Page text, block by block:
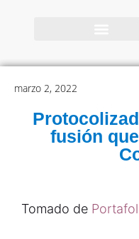
marzo 2, 2022
fusión
Tomado de